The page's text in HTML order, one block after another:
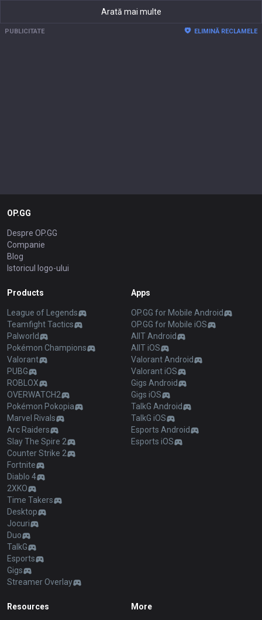
Arată mai multe
PUBLICITATE ELIMINĂ RECLAMELE
OP.GG
Despre OP.GG
Companie
Blog
Istoricul logo-ului
Products
League of Legends
Teamfight Tactics
Palworld
Pokémon Champions
Valorant
PUBG
ROBLOX
OVERWATCH2
Pokémon Pokopia
Marvel Rivals
Arc Raiders
Slay The Spire 2
Counter Strike 2
Fortnite
Diablo 4
2XKO
Time Takers
Desktop
Jocuri
Duo
TalkG
Esports
Gigs
Streamer Overlay
Apps
OP.GG for Mobile Android
OP.GG for Mobile iOS
AllT Android
AllT iOS
Valorant Android
Valorant iOS
Gigs Android
Gigs iOS
TalkG Android
TalkG iOS
Esports Android
Esports iOS
Resources More